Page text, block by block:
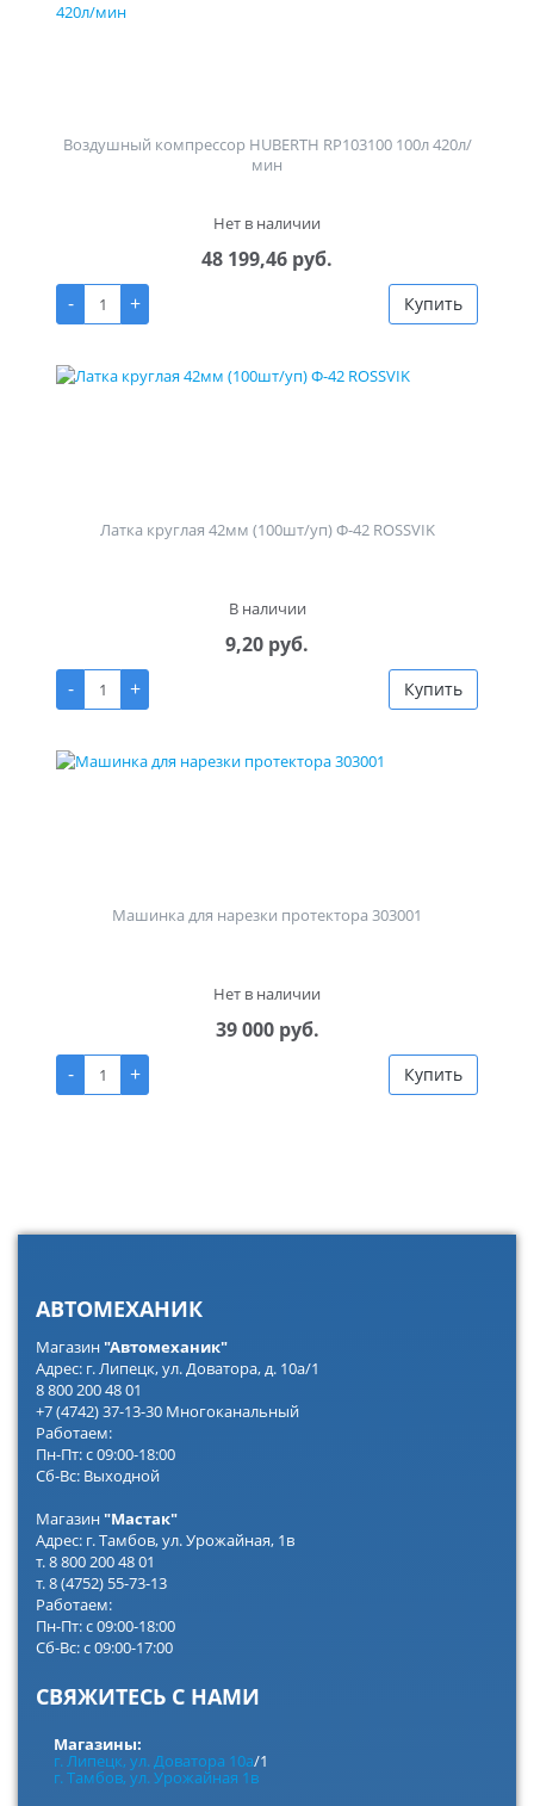
Воздушный компрессор HUBERTH RP103100 100л 420л/
мин
Нет в наличии
48 199,46 руб.
-
+ Купить
Латка круглая 42мм (100шт/уп) Ф-42 ROSSVIK
В наличии
9,20 руб.
-
+ Купить
Машинка для нарезки протектора 303001
Нет в наличии
39 000 руб.
-
+ Купить
АВТОМЕХАНИК
Магазин"Автомеханик"
Адрес: г. Липецк, ул. Доватора, д. 10а/1
8 800 200 48 01
+7 (4742) 37-13-30 Многоканальный
Работаем:
Пн-Пт: с 09:00-18:00
Сб-Вс: Выходной
Магазин"Мастак"
Адрес: г. Тамбов, ул. Урожайная, 1в
т. 8 800 200 48 01
т. 8 (4752) 55-73-13
Работаем:
Пн-Пт: с 09:00-18:00
Сб-Вс: с 09:00-17:00
СВЯЖИТЕСЬ С НАМИ
Магазины:
г. Липецк, ул. Доватора 10а/1
г. Тамбов, ул. Урожайная 1в